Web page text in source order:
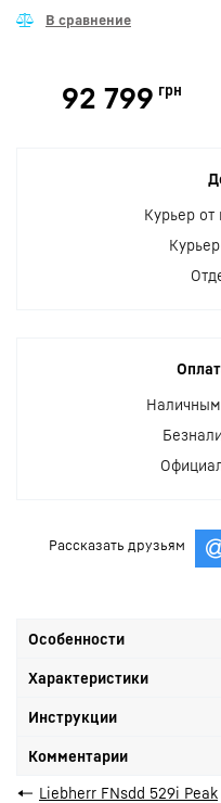
92 799 грн
Курьер от
Рассказать друзьям
Особенности
Характеристики
Инструкции
Комментарии
← Liebherr FNsdd 529i Peak